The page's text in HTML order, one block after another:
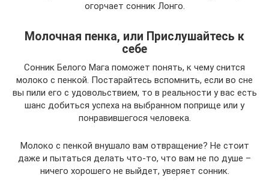
огорчает сонник Лонго.
Молочная пенка, или Прислушайтесь к
себе
Сонник Белого Мага поможет понять, к чему снится
молоко с пенкой. Постарайтесь вспомнить, если во сне
вы пили его с удовольствием, то в реальности у вас есть
шанс добиться успеха на выбранном поприще или у
понравившегося человека.
Молоко с пенкой внушало вам отвращение? Не стоит
даже и пытаться делать что-то, что вам не по душе –
ничего хорошего не выйдет, уверяет сонник.